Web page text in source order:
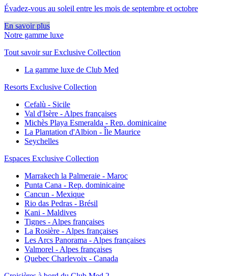
Évadez-vous au soleil entre les mois de septembre et octobre
En savoir plus
Notre gamme luxe
Tout savoir sur Exclusive Collection
La gamme luxe de Club Med
Resorts Exclusive Collection
Cefalù - Sicile
Val d'Isère - Alpes françaises
Michès Playa Esmeralda - Rep. dominicaine
La Plantation d'Albion - Île Maurice
Seychelles
Espaces Exclusive Collection
Marrakech la Palmeraie - Maroc
Punta Cana - Rep. dominicaine
Cancun - Mexique
Rio das Pedras - Brésil
Kani - Maldives
Tignes - Alpes françaises
La Rosière - Alpes françaises
Les Arcs Panorama - Alpes françaises
Valmorel - Alpes françaises
Quebec Charlevoix - Canada